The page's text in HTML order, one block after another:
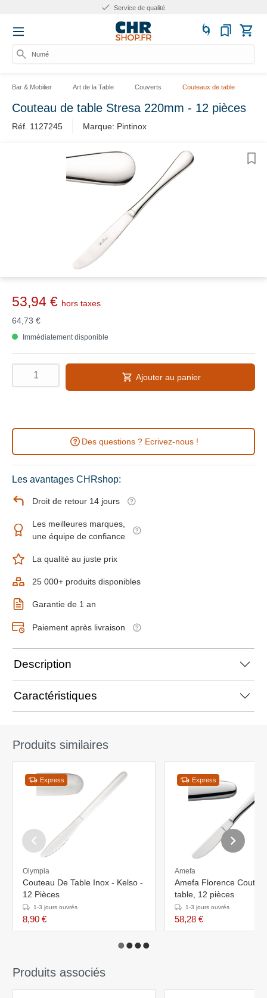
Service de qualité
Numér
Bar & Mobilier Art de la Table Couverts Couteaux de table
Couteau de table Stresa 220mm - 12 pièces
Réf. 1127245 Marque: Pintinox
53,94 € hors taxes
64,73 €
Immédiatement disponible
Ajouter au panier
Des questions ? Ecrivez-nous !
Les avantages CHRshop:
Droit de retour 14 jours
Les meilleures marques,
une équipe de confiance
La qualité au juste prix
25 000+ produits disponibles
Garantie de 1 an
Paiement après livraison
Description
Caractéristiques
Produits similaires
Express
Olympia
Couteau De Table Inox - Kelso -
12 Pièces
1-3 jours ouvrés
8,90 €
Express
Amefa
Amefa Florence
table, 12 pièces
1-3 jours ouvrés
58,28 €
Produits associés